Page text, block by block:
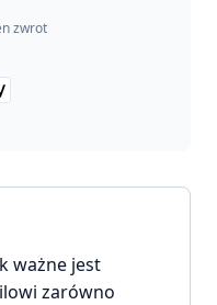
ważne jest
zarówno
zwrot